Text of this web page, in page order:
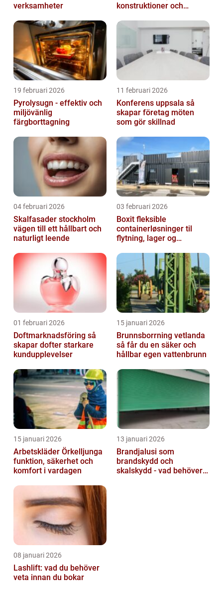
verksamheter
konstruktioner och
19 februari 2026
Pyrolysugn - effektiv och
miljövänlig
färgborttagning
11 februari 2026
Konferens uppsala så
skapar företag möten
som gör skillnad
04 februari 2026
Skalfasader stockholm
vägen till ett hållbart och
naturligt leende
03 februari 2026
Boxit fleksible
containerløsninger til
flytning, lager og
01 februari 2026
Doftmarknadsföring så
skapar dofter starkare
kundupplevelser
15 januari 2026
Brunnsborrning vetlanda
så får du en säker och
hållbar egen vattenbrunn
15 januari 2026
Arbetskläder Örkelljunga
funktion, säkerhet och
komfort i vardagen
13 januari 2026
Brandjalusi som
brandskydd och
skalskydd - vad behöver
08 januari 2026
Lashlift: vad du behöver
veta innan du bokar